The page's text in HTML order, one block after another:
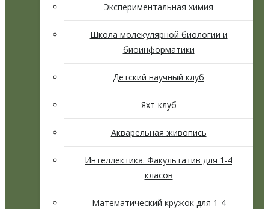
Экспериментальная химия
Школа молекулярной биологии и
биоинформатики
Детский научный клуб
Яхт-клуб
Акварельная живопись
Интеллектика. Факультатив для 1-4
класов
Математический кружок для 1-4